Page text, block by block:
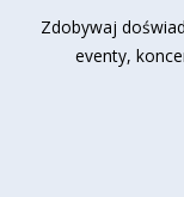
Zdobywaj
eventy,